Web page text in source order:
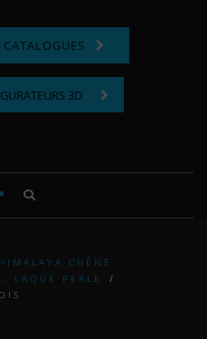
3D
HIMALAYA CHÊNE
LAQUE PERLE
/